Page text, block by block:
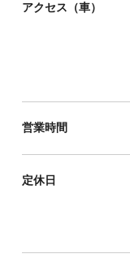
アクセス（車）
営業時間
定休日